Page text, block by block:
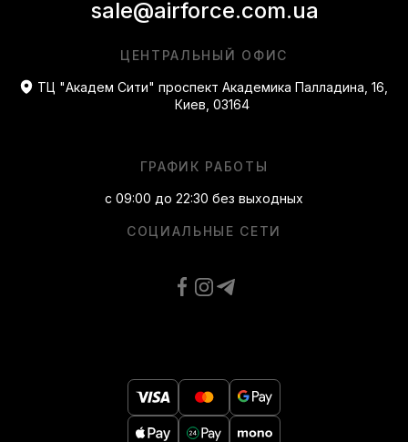
ЦЕНТРАЛЬНЫЙ ОФИС
ТЦ "Академ Сити" проспект Академика Палладина, 16,
Киев, 03164
СОЦИАЛЬНЫЕ СЕТИ
sale@airforce.com.ua
ГРАФИК РАБОТЫ
с 09:00 до 22:30 без выходных